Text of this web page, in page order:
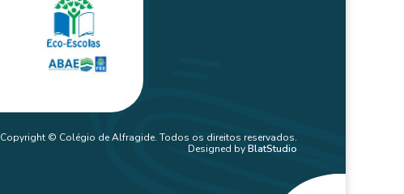
Copyright © Colégio de Alfragide. Todos os direitos reservados.
Designed byBlatStudio